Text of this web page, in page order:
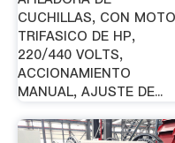
CUCHILLAS, CON
TRIFASICO DE HP,
220/440 VOLTS,
ACCIONAMIENTO
MANUAL, AJUSTE DE...